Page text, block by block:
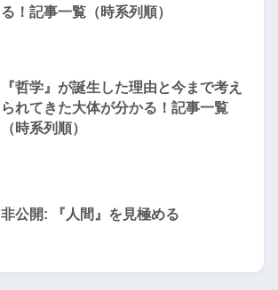
る！記事一覧（時系列順）
『哲学』が誕生した理由と今まで考え
られてきた大体が分かる！記事一覧
（時系列順）
非公開: 『人間』を見極める